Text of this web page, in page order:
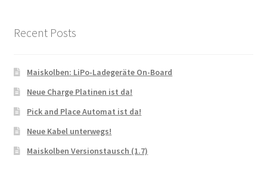
Recent Posts
Maiskolben: LiPo-Ladegeräte On-Board
Neue Charge Platinen ist da!
Pick and Place Automat ist da!
Neue Kabel unterwegs!
Maiskolben Versionstausch (1.7)